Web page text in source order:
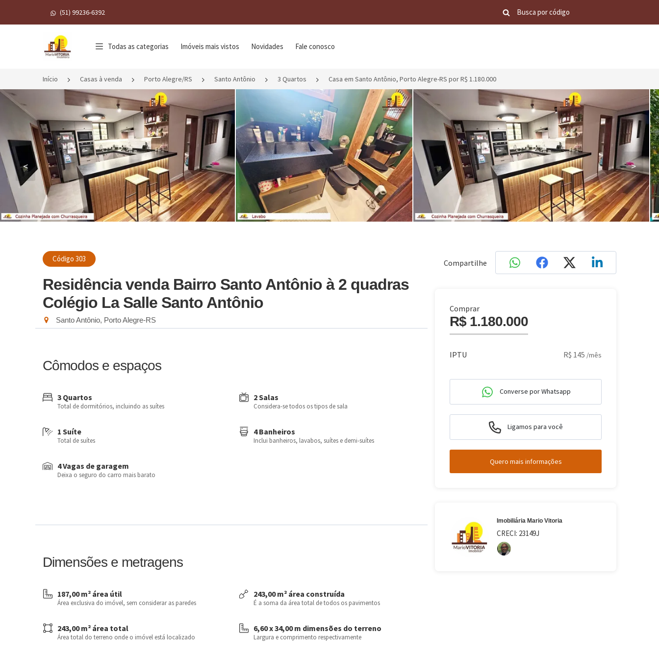
(51) 99236-6392
Página inicial
Todas as categorias Imóveis mais vistos Novidades Fale conosco
Início Casas à venda Porto Alegre/RS Santo Antônio 3 Quartos Casa em Santo Antônio, Porto Alegre-RS por R$ 1.180.000
< >
Código 303
Residência venda Bairro Santo Antônio à 2 quadras
Colégio La Salle Santo Antônio
Santo Antônio, Porto Alegre-RS
Cômodos e espaços
3 Quartos
Total de dormitórios, incluindo as suítes
2 Salas
Considera-se todos os tipos de sala
1 Suíte
Total de suítes
4 Banheiros
Inclui banheiros, lavabos, suítes e demi-suítes
4 Vagas de garagem
Deixa o seguro do carro mais barato
Dimensões e metragens
187,00 m² área útil
Área exclusiva do imóvel, sem considerar as paredes
243,00 m² área construída
É a soma da área total de todos os pavimentos
243,00 m² área total
Área total do terreno onde o imóvel está localizado
6,60 x 34,00 m dimensões do terreno
Largura e comprimento respectivamente
Compartilhe
Comprar
R$ 1.180.000
IPTU R$ 145 /mês
Converse por Whatsapp
Ligamos para você
Quero mais informações
Imobiliária Mario Vitoria
CRECI: 23149J